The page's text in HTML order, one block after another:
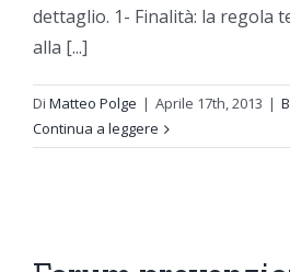
dettaglio. 1- Finalità: la regola
alla [...]
Di Matteo Polge | Aprile 17th, 2013 |
Continua a leggere